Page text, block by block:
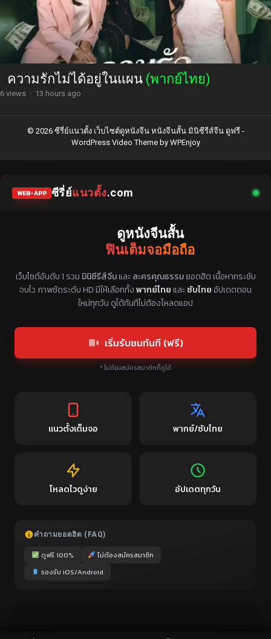
ความรักไม่ได้อยู่ในแผน (พากย์ไทย)
6 views · 13 hours ago
© 2026 ซีรี่ย์แนวตั้ง เว็บไซต์ดูหนังจีน หนังจีนสั้น มินิซีรีส์จีน ดูฟรี -
WordPress Video Themeby WPEnjoy
WEB-APP ซีรี่ย์แนวตั้ง.com
ดูหนังจีนสั้น
ฟินเต็มจอมือถือ
แหล่งรวมซีรี่ย์จีนแนวตั้ง พากย์ไทย ซับไทย
เว็บไซต์อันดับ 1 รวม มินิซีรีส์จีนและ ละครคุณธรรมยอดฮิต เนื้อหากระชับ
จบไว ภาพชัดระดับ HD มีให้เลือกทั้งพากย์ไทยและ ซับไทยอัปเดตตอน
ใหม่ทุกวัน ดูได้ทันทีไม่ต้องโหลดแอป
เริ่มรับชมทันที (ฟรี)
* ไม่ต้องสมัครสมาชิกก็ดูได้
แนวตั้งเต็มจอ พากย์/ซับไทย
โหลดไวดูง่าย อัปเดตทุกวัน
คำถามยอดฮิต (FAQ)
ดูฟรี 100%
ไม่ต้องสมัครสมาชิก
รองรับ iOS/Android